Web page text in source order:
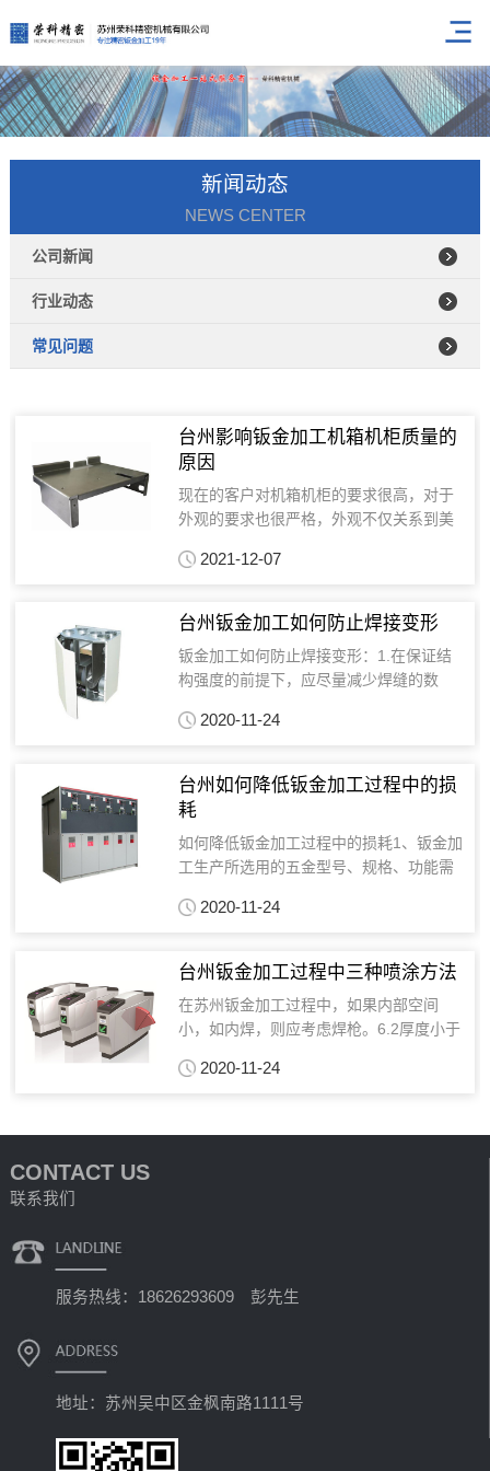
新闻动态
NEWS CENTER
公司新闻
行业动态
常见问题
台州影响钣金加工机箱机柜质量的
原因
现在的客户对机箱机柜的要求很高，对于
外观的要求也很严格，外观不仅关系到美
时也对日后的使用有着很大的作用。 对于
外观影响产品质量，...
2021-12-07
台州钣金加工如何防止焊接变形
钣金加工如何防止焊接变形：1.在保证结
构强度的前提下，应尽量减少焊缝的数
应避免集中在一个小的区域内，平行的焊
可能地将焊缝布置...
2020-11-24
台州如何降低钣金加工过程中的损
耗
如何降低钣金加工过程中的损耗1、钣金加
工生产所选用的五金型号、规格、功能需
用。2、在金属衬里中需安装紧固螺钉，并
于硬件。3、定...
2020-11-24
台州钣金加工过程中三种喷涂方法
在苏州钣金加工过程中，如果内部空间
小，如内焊，则应考虑焊枪。6.2厚度小于
焊接变形引起。主要的三种喷涂方法如
2020-11-24
CONTACT US
联系我们
服务热线：18626293609 彭先生
地址：苏州吴中区金枫南路1111号